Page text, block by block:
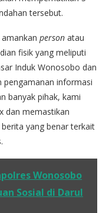
tersebut.
person atau
fisik yang meliputi
Induk Wonosobo dan
pengamanan informasi
banyak pihak, kami
dan memastikan
yang benar terkait
Wonosobo
Sosial di Darul